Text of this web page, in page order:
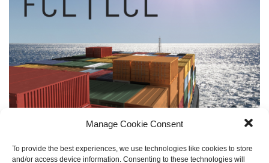
Manage Cookie Consent
To provide the best experiences, we use technologies like cookies to store
and/or access device information. Consenting to these technologies will